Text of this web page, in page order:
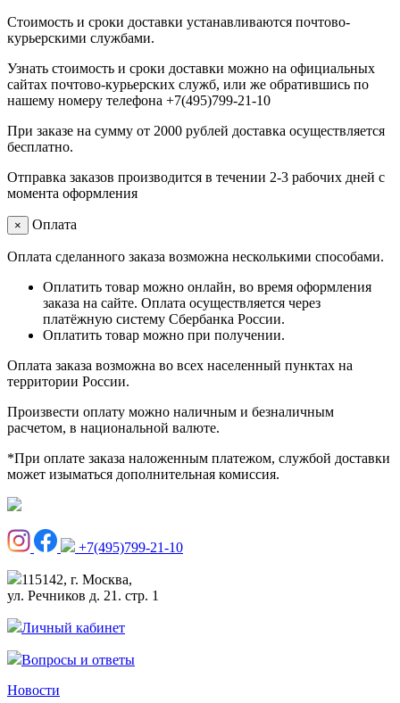
Стоимость и сроки доставки устанавливаются почтово-
курьерскими службами.
Узнать стоимость и сроки доставки можно на официальных
сайтах почтово-курьерских служб, или же обратившись по
нашему номеру телефона +7(495)799-21-10
При заказе на сумму от 2000 рублей доставка осуществляется
бесплатно.
Отправка заказов производится в течении 2-3 рабочих дней с
момента оформления
× Оплата
Оплата сделанного заказа возможна несколькими способами.
Оплатить товар можно онлайн, во время оформления
заказа на сайте. Оплата осуществляется через
платёжную систему Сбербанка России.
Оплатить товар можно при получении.
Оплата заказа возможна во всех населенный пунктах на
территории России.
Произвести оплату можно наличным и безналичным
расчетом, в национальной валюте.
*При оплате заказа наложенным платежом, службой доставки
может изыматься дополнительная комиссия.
+7(495)799-21-10
115142, г. Москва,
ул. Речников д. 21. стр. 1
Личный кабинет
Вопросы и ответы
Новости